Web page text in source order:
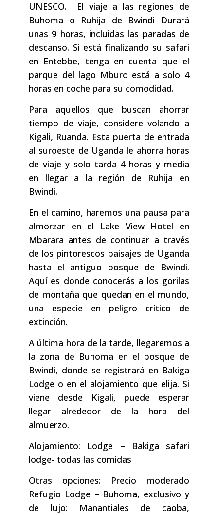
UNESCO. El viaje a las regiones de
Buhoma o Ruhija de Bwindi Durará
unas 9 horas, incluidas las paradas de
descanso. Si está finalizando su safari
en Entebbe, tenga en cuenta que el
parque del lago Mburo está a solo 4
horas en coche para su comodidad.
Para aquellos que buscan ahorrar
tiempo de viaje, considere volando a
Kigali, Ruanda. Esta puerta de entrada
al suroeste de Uganda le ahorra horas
de viaje y solo tarda 4 horas y media
en llegar a la región de Ruhija en
Bwindi.
En el camino, haremos una pausa para
almorzar en el Lake View Hotel en
Mbarara antes de continuar a través
de los pintorescos paisajes de Uganda
hasta el antiguo bosque de Bwindi.
Aquí es donde conocerás a los gorilas
de montaña que quedan en el mundo,
una especie en peligro crítico de
extinción.
A última hora de la tarde, llegaremos a
la zona de Buhoma en el bosque de
Bwindi, donde se registrará en Bakiga
Lodge o en el alojamiento que elija. Si
viene desde Kigali, puede esperar
llegar alrededor de la hora del
almuerzo.
Alojamiento: Lodge – Bakiga safari
lodge- todas las comidas
Otras opciones: Precio moderado
Refugio Lodge – Buhoma, exclusivo y
de lujo: Manantiales de caoba,